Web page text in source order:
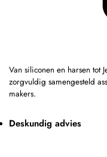
Van siliconen en harsen tot
zorgvuldig samengesteld
makers.
Deskundig advies